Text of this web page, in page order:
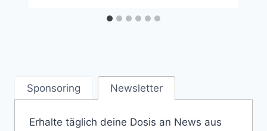
Sponsoring Newsletter
Erhalte täglich deine Dosis an News aus